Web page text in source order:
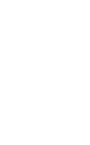
）
10ml）